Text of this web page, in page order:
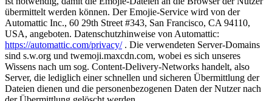
übermittelt werden können. Der Emojie-Service wird von der
Automattic Inc., 60 29th Street #343, San Francisco, CA 94110,
USA, angeboten. Datenschutzhinweise von Automattic:
https://automattic.com/privacy/. Die verwendeten Server-Domains
sind s.w.org und twemoji.maxcdn.com, wobei es sich unseres
Wissens nach um sog. Content-Delivery-Networks handelt, also
Server, die lediglich einer schnellen und sicheren Übermittlung der
Dateien dienen und die personenbezogenen Daten der Nutzer nach